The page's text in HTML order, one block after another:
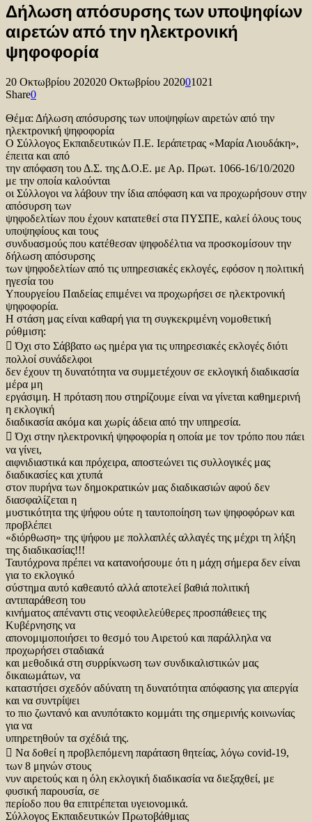
Δήλωση απόσυρσης των υποψηφίων
αιρετών από την ηλεκτρονική
ψηφοφορία
20 Οκτωβρίου 202020 Οκτωβρίου 202001021
Share0
Θέμα: Δήλωση απόσυρσης των υποψηφίων αιρετών από την
ηλεκτρονική ψηφοφορία
Ο Σύλλογος Εκπαιδευτικών Π.Ε. Ιεράπετρας «Μαρία Λιουδάκη»,
έπειτα και από
την απόφαση του Δ.Σ. της Δ.Ο.Ε. με Αρ. Πρωτ. 1066-16/10/2020
με την οποία καλούνται
οι Σύλλογοι να λάβουν την ίδια απόφαση και να προχωρήσουν στην
απόσυρση των
ψηφοδελτίων που έχουν κατατεθεί στα ΠΥΣΠΕ, καλεί όλους τους
υποψηφίους και τους
συνδυασμούς που κατέθεσαν ψηφοδέλτια να προσκομίσουν την
δήλωση απόσυρσης
των ψηφοδελτίων από τις υπηρεσιακές εκλογές, εφόσον η πολιτική
ηγεσία του
Υπουργείου Παιδείας επιμένει να προχωρήσει σε ηλεκτρονική
ψηφοφορία.
Η στάση μας είναι καθαρή για τη συγκεκριμένη νομοθετική
ρύθμιση:
 Όχι στο Σάββατο ως ημέρα για τις υπηρεσιακές εκλογές διότι
πολλοί συνάδελφοι
δεν έχουν τη δυνατότητα να συμμετέχουν σε εκλογική διαδικασία
μέρα μη
εργάσιμη. Η πρόταση που στηρίζουμε είναι να γίνεται καθημερινή
η εκλογική
διαδικασία ακόμα και χωρίς άδεια από την υπηρεσία.
 Όχι στην ηλεκτρονική ψηφοφορία η οποία με τον τρόπο που πάει
να γίνει,
αιφνιδιαστικά και πρόχειρα, αποστεώνει τις συλλογικές μας
διαδικασίες και χτυπά
στον πυρήνα των δημοκρατικών μας διαδικασιών αφού δεν
διασφαλίζεται η
μυστικότητα της ψήφου ούτε η ταυτοποίηση των ψηφοφόρων και
προβλέπει
«διόρθωση» της ψήφου με πολλαπλές αλλαγές της μέχρι τη λήξη
της διαδικασίας!!!
Ταυτόχρονα πρέπει να κατανοήσουμε ότι η μάχη σήμερα δεν είναι
για το εκλογικό
σύστημα αυτό καθεαυτό αλλά αποτελεί βαθιά πολιτική
αντιπαράθεση του
κινήματος απέναντι στις νεοφιλελεύθερες προσπάθειες της
Κυβέρνησης να
απονομιμοποιήσει το θεσμό του Αιρετού και παράλληλα να
προχωρήσει σταδιακά
και μεθοδικά στη συρρίκνωση των συνδικαλιστικών μας
δικαιωμάτων, να
καταστήσει σχεδόν αδύνατη τη δυνατότητα απόφασης για απεργία
και να συντρίψει
το πιο ζωντανό και ανυπότακτο κομμάτι της σημερινής κοινωνίας
για να
υπηρετηθούν τα σχέδιά της.
 Να δοθεί η προβλεπόμενη παράταση θητείας, λόγω covid-19,
των 8 μηνών στους
νυν αιρετούς και η όλη εκλογική διαδικασία να διεξαχθεί, με
φυσική παρουσία, σε
περίοδο που θα επιτρέπεται υγειονομικά.
Σύλλογος Εκπαιδευτικών Πρωτοβάθμιας